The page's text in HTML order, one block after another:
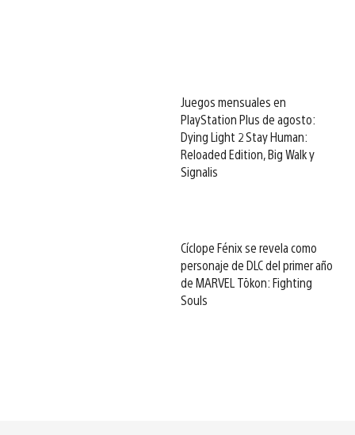
Juegos mensuales en
PlayStation Plus de agosto:
Dying Light 2 Stay Human:
Reloaded Edition, Big Walk y
Signalis
Cíclope Fénix se revela como
personaje de DLC del primer año
de MARVEL Tōkon: Fighting
Souls